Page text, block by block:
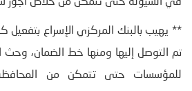
** يهيب بالبنك المركزي الإسراع بتفعيل
تم التوصل إليها ومنها خط الضمان،
للمؤسسات حتى تتمكن من